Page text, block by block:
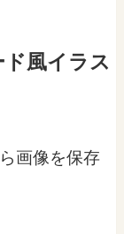
ド風イラス
画像を保存